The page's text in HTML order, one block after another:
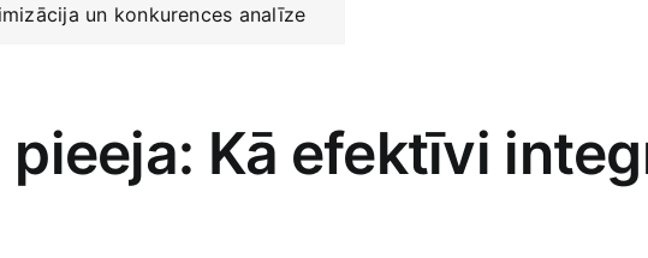
un‍ konkurences analīze
Kā⁤ efektīvi